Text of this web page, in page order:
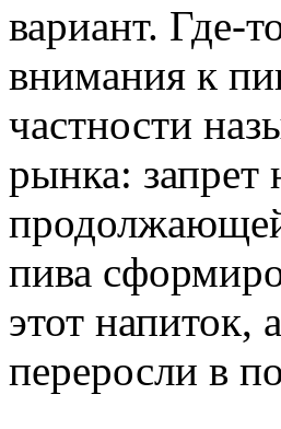
вариант. Где-
внимания к
частности
рынка: запрет
пива
этот напиток,
переросли в